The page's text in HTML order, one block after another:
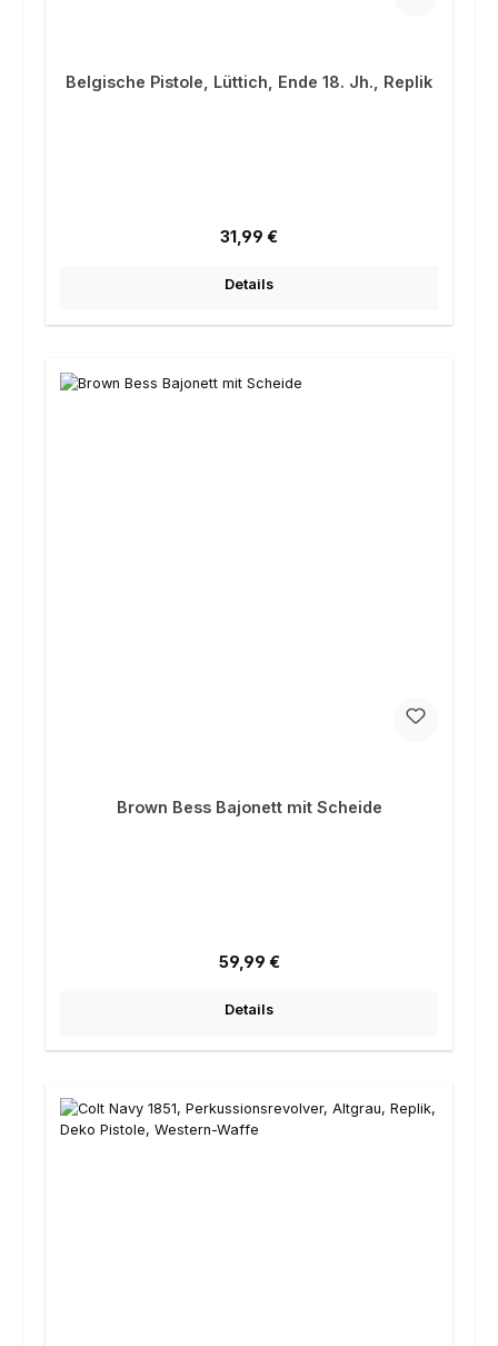
Belgische Pistole, Lüttich, Ende 18. Jh., Replik
Regulärer Preis:
31,99 €
Details
Brown Bess Bajonett mit Scheide
Regulärer Preis:
59,99 €
Details